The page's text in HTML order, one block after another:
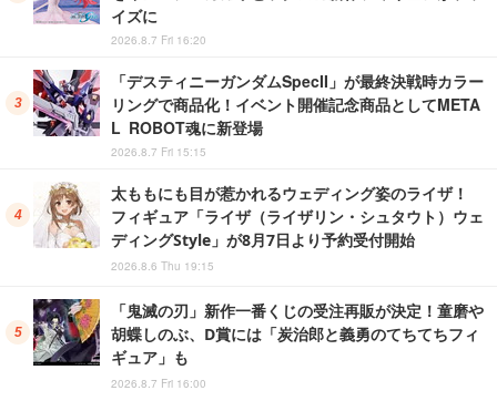
イズに
2026.8.7 Fri 16:20
「デスティニーガンダムSpecII」が最終決戦時カラー
リングで商品化！イベント開催記念商品としてMETA
L ROBOT魂に新登場
2026.8.7 Fri 15:15
太ももにも目が惹かれるウェディング姿のライザ！
フィギュア「ライザ（ライザリン・シュタウト）ウェ
ディングStyle」が8月7日より予約受付開始
2026.8.6 Thu 19:15
「鬼滅の刃」新作一番くじの受注再販が決定！童磨や
胡蝶しのぶ、D賞には「炭治郎と義勇のてちてちフィ
ギュア」も
2026.8.7 Fri 16:00